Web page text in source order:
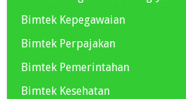
Bimtek Kepegawaian
Bimtek Perpajakan
Bimtek Pemerintahan
Bimtek Kesehatan